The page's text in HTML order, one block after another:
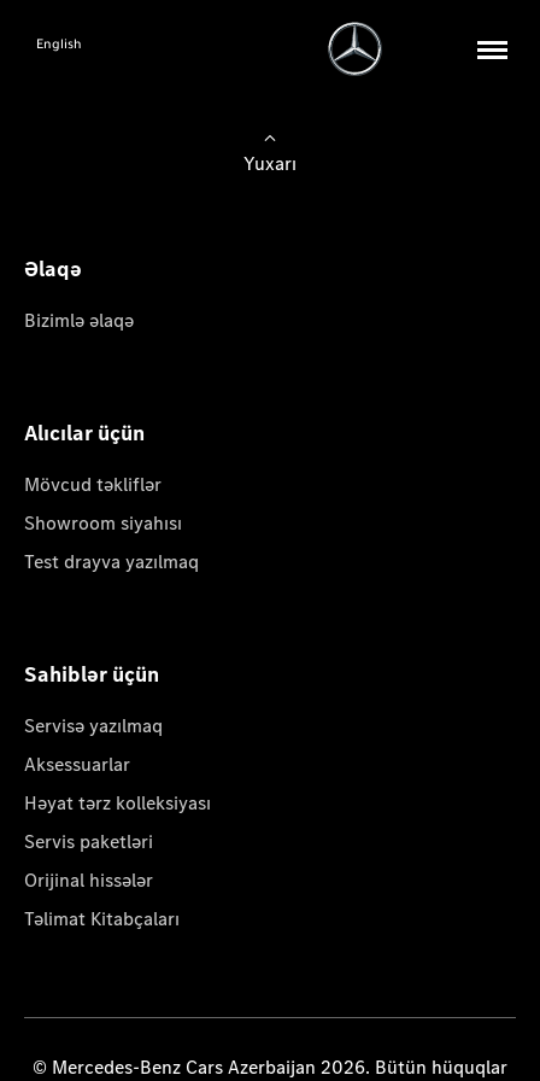
English
Yuxarı
Əlaqə
Bizimlə əlaqə
Alıcılar üçün
Mövcud təkliflər
Showroom siyahısı
Test drayva yazılmaq
Sahiblər üçün
Servisə yazılmaq
Aksessuarlar
Həyat tərz kolleksiyası
Servis paketləri
Orijinal hissələr
Təlimat Kitabçaları
© Mercedes-Benz Cars Azerbaijan 2026. Bütün hüquqlar